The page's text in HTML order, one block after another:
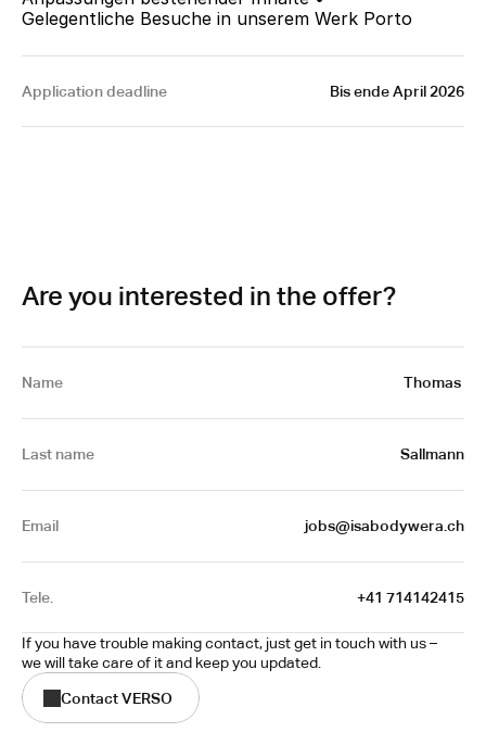
Gelegentliche Besuche in unserem Werk Porto
Application deadline Bis ende April 2026
Are you interested in the offer?
Name Thomas
Last name Sallmann
Email jobs@isabodywera.ch
Tele. +41 714142415
If you have trouble making contact, just get in touch with us –
we will take care of it and keep you updated.
Contact VERSO